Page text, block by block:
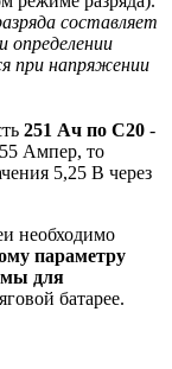
составляет
при напряжении
251 Ач по С20 -
Ампер, то
5,25 В через
необходимо
параметру
для
батарее.